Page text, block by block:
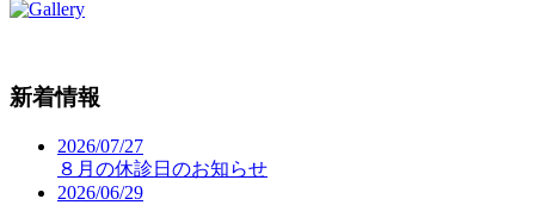
新着情報
2026/07/27
８月の休診日のお知らせ
2026/06/29